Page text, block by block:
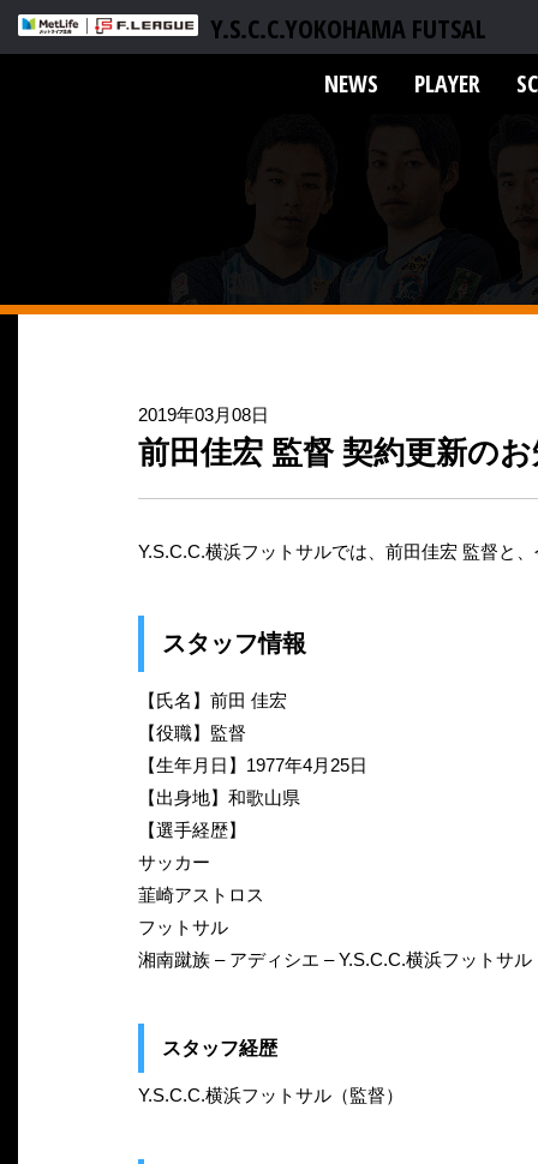
Y.S.C.C.YOKOHAMA FUTSAL
NEWS PLAYER
2019年03月08日
前田佳宏 監督 契約更新の
Y.S.C.C.横浜フットサルでは、前田佳宏 監督と
スタッフ情報
【氏名】前田 佳宏
【役職】監督
【生年月日】1977年4月25日
【出身地】和歌山県
【選手経歴】
サッカー
韮崎アストロス
フットサル
湘南蹴族 – アディシエ – Y.S.C.C.横浜フットサル
スタッフ経歴
Y.S.C.C.横浜フットサル（監督）